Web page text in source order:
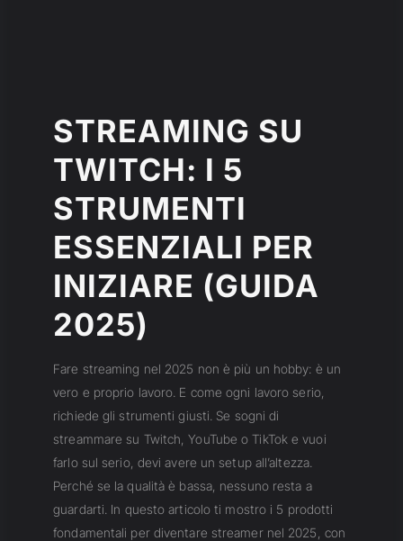
STREAMING SU
TWITCH: I 5
STRUMENTI
ESSENZIALI PER
INIZIARE (GUIDA
2025)
Fare streaming nel 2025 non è più un hobby: è un
vero e proprio lavoro. E come ogni lavoro serio,
richiede gli strumenti giusti. Se sogni di
streammare su Twitch, YouTube o TikTok e vuoi
farlo sul serio, devi avere un setup all’altezza.
Perché se la qualità è bassa, nessuno resta a
guardarti. In questo articolo ti mostro i 5 prodotti
fondamentali per diventare streamer nel 2025, con